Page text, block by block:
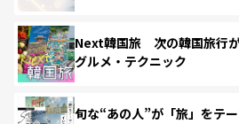
Next韓国旅 次の韓国旅行が
グルメ・テクニック
旬な“あの人”が「旅」をテ